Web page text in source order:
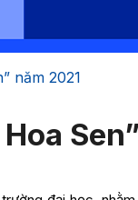
năm 2021